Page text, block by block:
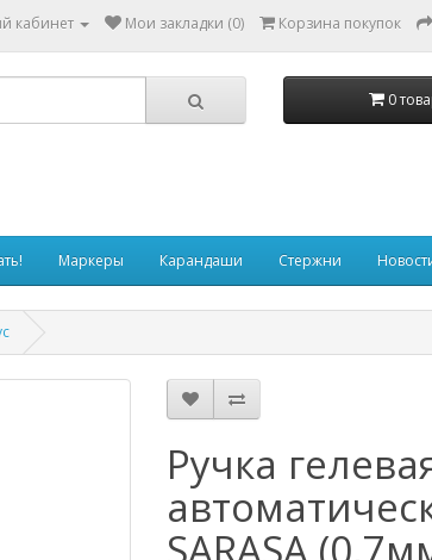
кабинет Мои закладки (0) Корзина покупок
0
Маркеры Карандаши Стержни
Ручка